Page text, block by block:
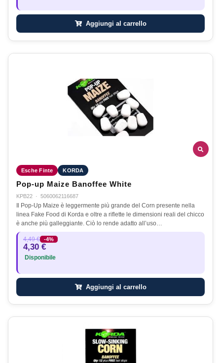
Aggiungi al carrello
Esche Finte KORDA
Pop-up Maize Banoffee White
KPB22 · 5060062116687
Il Pop-Up Maize è leggermente più grande del Corn presente nella
linea Fake Food di Korda e oltre a riflette le dimensioni reali del chicco
è anche più galleggiante. Ciò lo rende adatto all’uso…
4,49 € -4%
4,30 €
Disponibile
Aggiungi al carrello